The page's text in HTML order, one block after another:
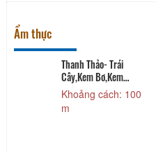
Ẩm thực
Thanh Thảo- Trái
Cây,Kem Bơ,Kem
Ly,Sinh Tố
Khoảng cách: 100
m